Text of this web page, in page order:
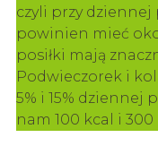
czyli przy
powinien mieć
posiłki mają
Podwieczorek i
5% i 15% dziennej
nam 100 kcal i 300